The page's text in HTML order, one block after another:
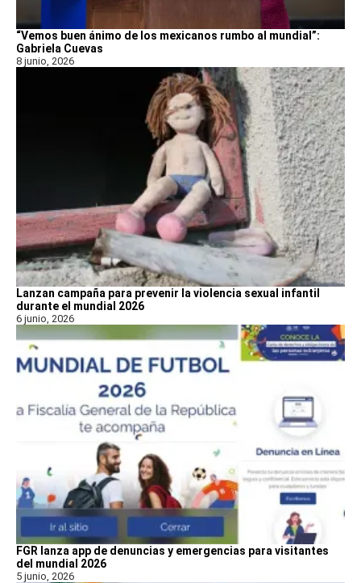
“Vemos buen ánimo de los mexicanos rumbo al mundial”:
Gabriela Cuevas
8 junio, 2026
Lanzan campaña para prevenir la violencia sexual infantil
durante el mundial 2026
6 junio, 2026
FGR lanza app de denuncias y emergencias para visitantes
del mundial 2026
5 junio, 2026